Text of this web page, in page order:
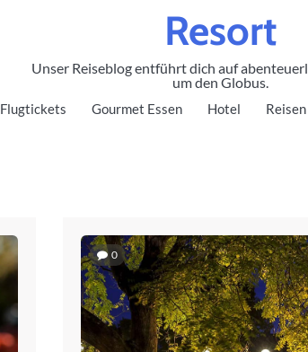
Resort
Unser Reiseblog entführt dich auf
um den Globus.
Flugtickets Gourmet Essen Hotel Reisen
0